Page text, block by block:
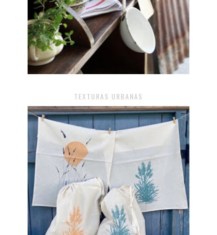
TEXTURAS URBANAS